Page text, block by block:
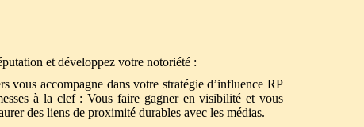
et développez votre notoriété :
vous accompagne dans votre stratégie d’influence RP
à la clef : Vous faire gagner en visibilité et vous
des liens de proximité durables avec les médias.